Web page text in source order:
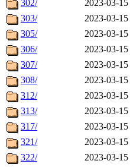
302/
2023-03-15
303/
2023-03-15
305/
2023-03-15
306/
2023-03-15
307/
2023-03-15
308/
2023-03-15
312/
2023-03-15
313/
2023-03-15
317/
2023-03-15
321/
2023-03-15
322/
2023-03-15